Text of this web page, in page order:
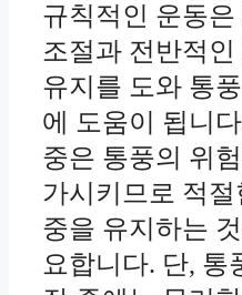
규칙적인 운동은
조절과 전반적인
유지를 도와 통
에 도움이 됩니다
중은 통풍의 위
가시키므로 적절
중을 유지하는
요합니다. 단, 통